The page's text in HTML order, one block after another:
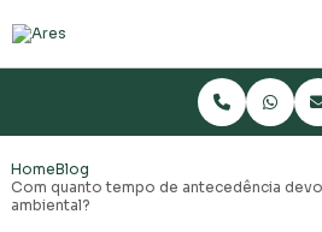
HomeBlog
Com quanto tempo de antecedência
ambiental?